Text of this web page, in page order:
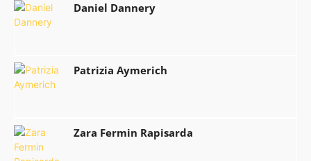
Daniel Dannery
Patrizia Aymerich
Zara Fermin Rapisarda